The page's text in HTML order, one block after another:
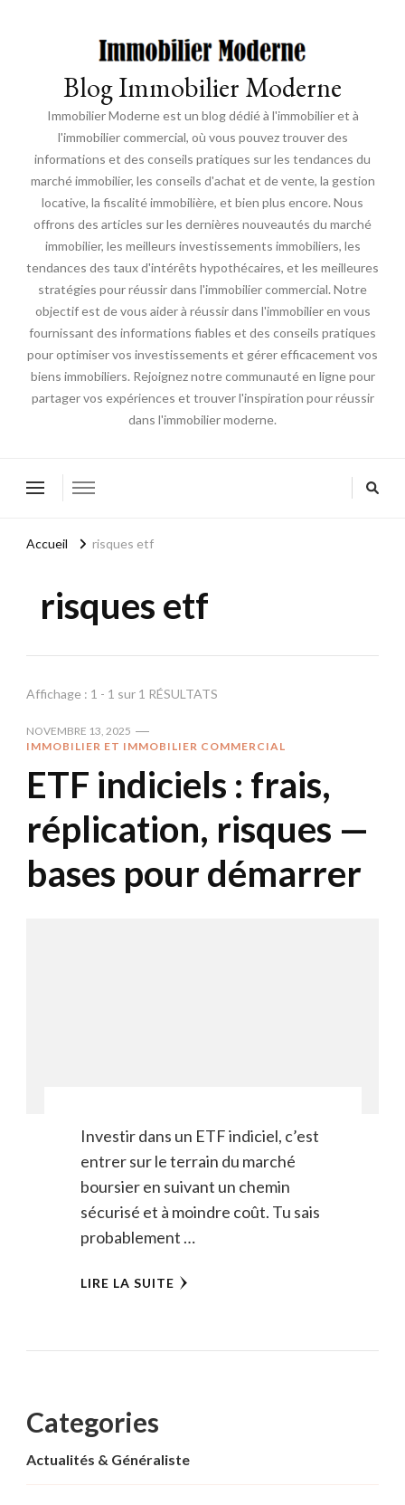
Blog Immobilier Moderne
Immobilier Moderne est un blog dédié à l'immobilier et à
l'immobilier commercial, où vous pouvez trouver des
informations et des conseils pratiques sur les tendances du
marché immobilier, les conseils d'achat et de vente, la gestion
locative, la fiscalité immobilière, et bien plus encore. Nous
offrons des articles sur les dernières nouveautés du marché
immobilier, les meilleurs investissements immobiliers, les
tendances des taux d'intérêts hypothécaires, et les meilleures
stratégies pour réussir dans l'immobilier commercial. Notre
objectif est de vous aider à réussir dans l'immobilier en vous
fournissant des informations fiables et des conseils pratiques
pour optimiser vos investissements et gérer efficacement vos
biens immobiliers. Rejoignez notre communauté en ligne pour
partager vos expériences et trouver l'inspiration pour réussir
dans l'immobilier moderne.
Accueil risques etf
risques etf
Affichage : 1 - 1 sur 1 RÉSULTATS
NOVEMBRE 13, 2025
IMMOBILIER ET IMMOBILIER COMMERCIAL
ETF indiciels : frais,
réplication, risques —
bases pour démarrer
Investir dans un ETF indiciel, c’est
entrer sur le terrain du marché
boursier en suivant un chemin
sécurisé et à moindre coût. Tu sais
probablement …
LIRE LA SUITE
Categories
Actualités & Généraliste